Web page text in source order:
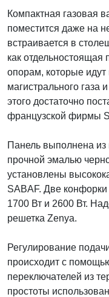
Компактная газовая
поместится даже на
встраивается в
как отдельностоящая
опорам, которые идут
магистрального газа
этого достаточно
французской фирмы
Панель выполнена из
прочной эмалью
установлены
SABAF. Две
1700 Вт и 2600 Вт.
решетка Zenya.
Регулирование
происходит с
переключателей из
простоты